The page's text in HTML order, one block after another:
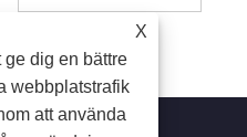
Specialfläns
X
dig en bättre
webbplatstrafik
att använda